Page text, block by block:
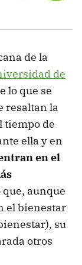
de la
de
lo que se
resaltan la
tiempo de
ella y en
en el
aunque
el bienestar
su
otros